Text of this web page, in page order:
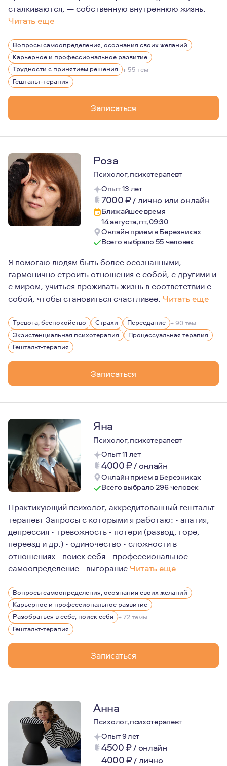
сталкиваются, — собственную внутреннюю жизнь.
Читать еще
Для меня профессиональная ответственность не
Уже 11 лет я нахожусь в личной терапии, регулярно
Для меня это не формальность, а обязательная часть
Вопросы самоопределения, осознания своих желаний
Карьерное и профессиональное развитие
Трудности с принятием решения + 55 тем
Гештальт-терапия
Записаться
Роза
Психолог, психотерапевт
Опыт 13 лет
7000₽/лично или онлайн
Ближайшее время
14 августа, пт, 09:30
Онлайн прием в Березниках
Всего выбрало 55 человек
Я помогаю людям быть более осознанными,
гармонично строить отношения с собой, с другими и
с миром, учиться проживать жизнь в соответствии с
собой, чтобы становиться счастливее. Читать еще
Меня зовут Роза Герман, я психолог. Для меня это не
Немного о себе: дважды замужем, дочь 12 лет. В
Тревога, беспокойство Страхи Переедание + 90 тем
Экзистенциальная психотерапия
Процессуальная терапия
Гештальт-терапия
Записаться
Яна
Психолог, психотерапевт
Опыт 11 лет
4000₽/ онлайн
Онлайн прием в Березниках
Всего выбрало 296 человек
Практикующий психолог, аккредитованный гештальт-
терапевт Запросы с которыми я работаю: - апатия,
депрессия - тревожность - потери (развод, горе,
переезд и др.) - одиночество - сложности в
отношениях - поиск себя - профессиональное
самоопределение - выгорание Читать еще
Замужем 16 лет.
Про отношения (личные, рабочие) знаю много: как
Люблю свою работу, благодарна своим клиентам за
Вопросы самоопределения, осознания своих желаний
Карьерное и профессиональное развитие
Разобраться в себе, поиск себя + 72 темы
Гештальт-терапия
Записаться
Анна
Психолог, психотерапевт
Опыт 9 лет
4500₽/ онлайн
4000₽/лично